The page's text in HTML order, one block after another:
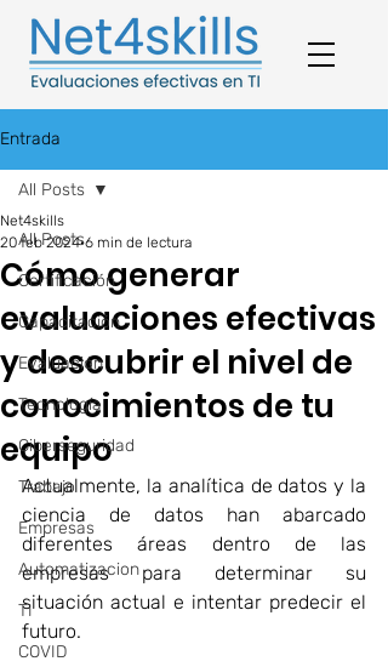
Entrada
All Posts
Certificación
Capacitación
Evaluación
Tecnología
Ciberseguridad
Trabajo
Empresas
Automatizacion
TI
COVID
All Posts
Cómo generar
evaluaciones efectivas
y descubrir el nivel de
conocimientos de tu
equipo
Net4skills
20 feb 2024 6 min de lectura
Actualmente, la analítica de datos y la
ciencia de datos han abarcado
diferentes áreas dentro de las
empresas para determinar su
situación actual e intentar predecir el
futuro.